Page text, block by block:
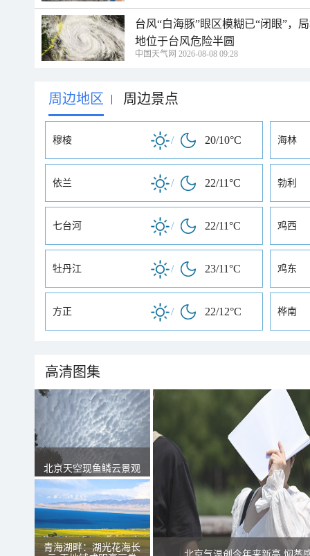
台风“白海豚”眼区模糊已“闭眼”，
地位于台风危险半圆
中国天气网 2026-08-08 09:28
周边地区 | 周边景点
穆棱 / 20/10°C 海林
依兰 / 22/11°C 勃利
七台河 / 22/11°C 鸡西
牡丹江 / 23/11°C 鸡东
方正 / 22/12°C 桦南
高清图集
北京天空现鱼鳞云景观
青海湖畔：湖光花海长